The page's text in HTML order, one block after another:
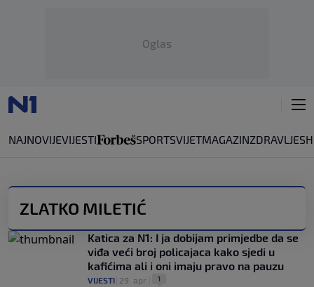
Oglas
NAJNOVIJEVIJESTI SPORTSVIJETMAGAZINZDRAVLJE
ZLATKO MILETIĆ
Katica za N1: I ja dobijam primjedbe da se
viđa veći broj policajaca kako sjedi u
kafićima ali i oni imaju pravo na pauzu
VIJESTI 29. apr. 1